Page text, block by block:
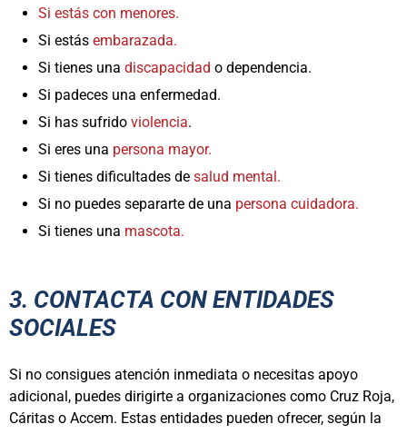
Si estás con menores.
Si estás embarazada.
Si tienes una discapacidad o dependencia.
Si padeces una enfermedad.
Si has sufrido violencia.
Si eres una persona mayor.
Si tienes dificultades de salud mental.
Si no puedes separarte de una persona cuidadora.
Si tienes una mascota.
3. CONTACTA CON ENTIDADES
SOCIALES
Si no consigues atención inmediata o necesitas apoyo
adicional, puedes dirigirte a organizaciones como Cruz Roja,
Cáritas o Accem. Estas entidades pueden ofrecer, según la